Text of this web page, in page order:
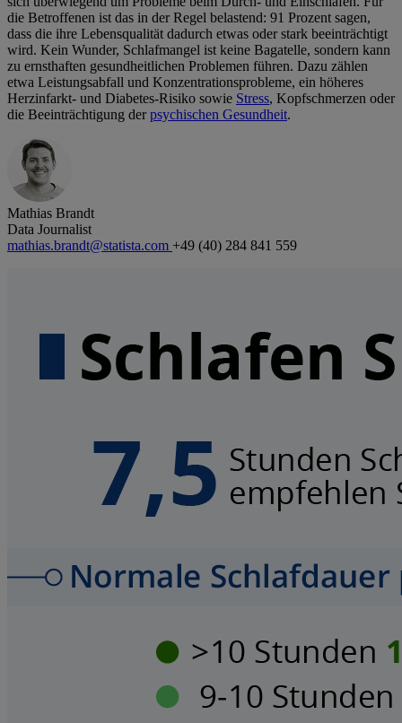
die Betroffenen ist das in der Regel belastend: 91 Prozent sagen,
dass die ihre Lebensqualität dadurch etwas oder stark beeinträchtigt
wird. Kein Wunder, Schlafmangel ist keine Bagatelle, sondern kann
zu ernsthaften gesundheitlichen Problemen führen. Dazu zählen
etwa Leistungsabfall und Konzentrationsprobleme, ein höheres
Herzinfarkt- und Diabetes-Risiko sowie Stress, Kopfschmerzen oder
die Beeinträchtigung derpsychischen Gesundheit.
Mathias Brandt
Data Journalist
mathias.brandt@statista.com +49 (40) 284 841 559